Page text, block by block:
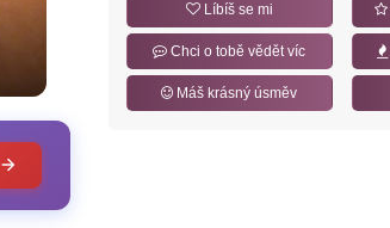
Líbíš se mi
Chci o tobě vědět víc
Máš krásný úsměv